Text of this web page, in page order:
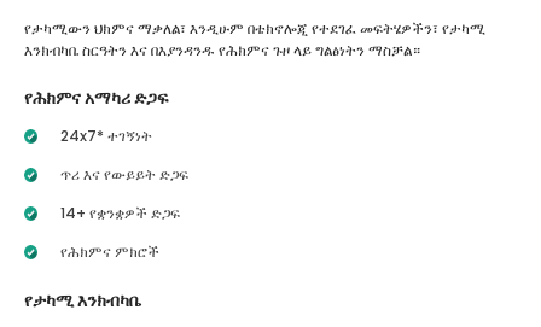
የታካሚውን ህክምና ማቃለል፣ እንዲሁም በቴክኖሎጂ የተደገፈ መፍትሄዎችን፣ የታካሚ
እንክብካቤ ስርዓትን እና በእያንዳንዱ የሕክምና ጉዞ ላይ ግልፅነትን ማስቻል።
የሕክምና አማካሪ ድጋፍ
24x7* ተገኝነት
ጥሪ እና የውይይት ድጋፍ
14+ የቋንቋዎች ድጋፍ
የሕክምና ምክሮች
የታካሚ እንክብካቤ